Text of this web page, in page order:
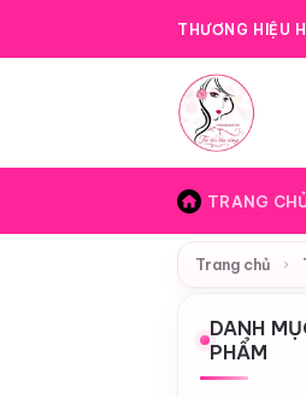
THƯƠNG HIỆU
TRANG
Trang chủ ›
DANH
PHẨM